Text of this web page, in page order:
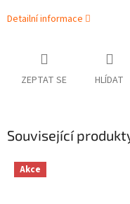
Detailní informace
ZEPTAT SE HLÍDAT
Související
Akce